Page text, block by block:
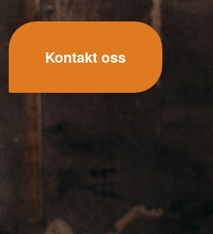
Kontakt oss